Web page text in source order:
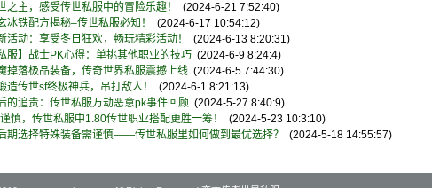
之主，感受传世私服中的冒险乐趣！
(2024-6-21 7:52:40)
冰铁配方揭秘–传世私服必知！
(2024-6-17 10:54:12)
活动：享受冬日狂欢，畅玩精彩活动！
(2024-6-13 8:20:31)
服】战士PK心得：单挑其他职业的技巧 (2024-6-9 8:24:4)
掉落极品装备，传奇世界私服震撼上线 (2024-6-5 7:44:30)
造传世sf终极神兵，吊打敌人！
(2024-6-1 8:21:13)
的追责：传世私服万劫恶意pk事件回顾 (2024-5-27 8:40:9)
慎，传世私服中1.80传世职业搭配更胜一筹！
(2024-5-23 10:3:10)
期选择特殊装备需谨慎——传世私服里如何做到最优选择？
(2024-5-18 14:55:57)